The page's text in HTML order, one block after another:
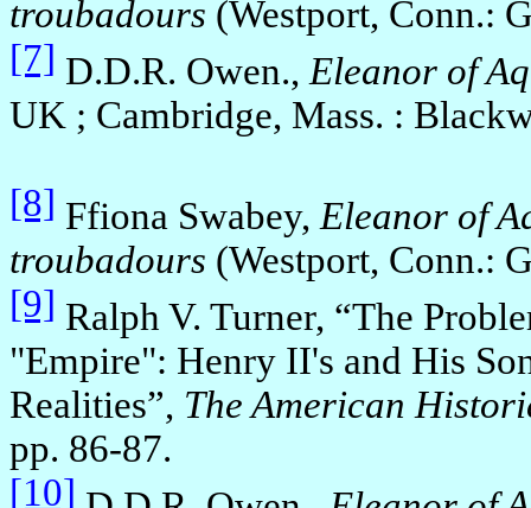
troubadours (Westport, Conn.:
[7] D.D.R. Owen., Eleanor of
UK ; Cambridge, Mass. :
[8] Ffiona Swabey, Eleanor of
troubadours (Westport, Conn.:
[9] Ralph V. Turner, “The
"Empire": Henry II's and His
Realities”, The American
pp. 86-87.
[10]